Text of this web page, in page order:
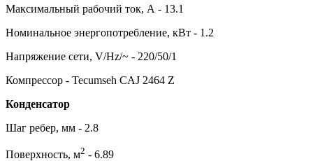
Максимальный рабочий ток, А - 13.1
Номинальное энергопотребление, кВт - 1.2
Напряжение сети, V/Hz/~ - 220/50/1
Компрессор - Tecumseh CAJ 2464 Z
Конденсатор
Шаг ребер, мм - 2.8
Поверхность, м2 - 6.89